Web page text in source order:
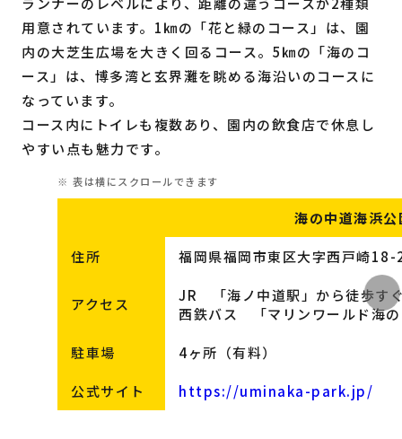
用意されています。1㎞の「花と緑のコース」は、園
内の大芝生広場を大きく回るコース。5㎞の「海のコ
ース」は、博多湾と玄界灘を眺める海沿いのコースに
なっています。
コース内にトイレも複数あり、園内の飲食店で休息し
やすい点も魅力です。
海の中道海浜公
住所 福岡県福岡市東区大字西戸崎18-
アクセス
JR 「海ノ中道駅」から徒歩す
西鉄バス 「マリンワールド海
駐車場 4ヶ所（有料）
公式サイト https://uminaka-park.jp/